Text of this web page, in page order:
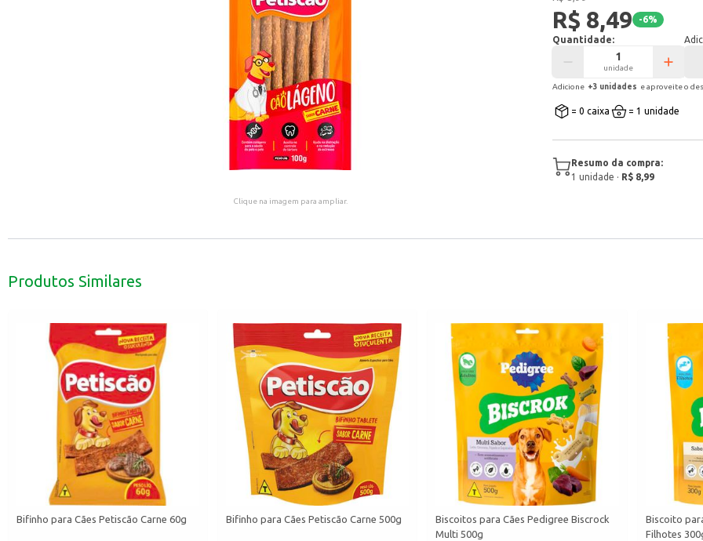
Clique na imagem para ampliar.
R$ 8,49 -6%
Quantidade:
unidade
Adicione +3 unidades e aproveite o
= 0 caixa = 1 unidade
Resumo da compra:
1 unidade · R$ 8,99
Produtos Similares
Bifinho para Cães Petiscão Carne 60g Bifinho para Cães Petiscão Carne 500g
Biscoitos para Cães Pedigree Biscrock
Multi 500g
Biscoito
Filhotes